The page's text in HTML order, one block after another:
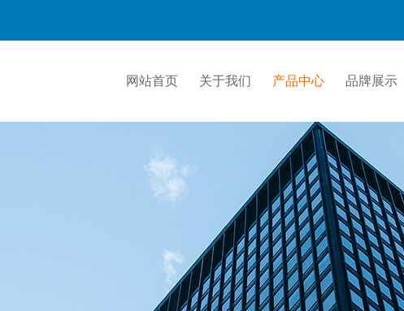
网站首页 关于我们 产品中心 品牌展示